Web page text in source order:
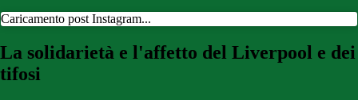
Caricamento post Instagram...
La solidarietà e l'affetto del Liverpool e dei
tifosi